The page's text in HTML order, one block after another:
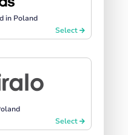
in Poland
Select
Select